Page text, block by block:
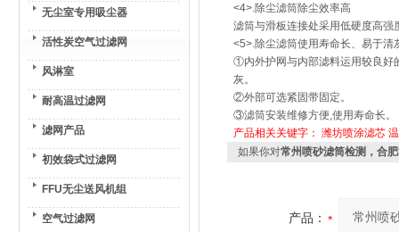
无尘室专用吸尘器
活性炭空气过滤网
风淋室
耐高温过滤网
滤网产品
初效袋式过滤网
FFU无尘送风机组
空气过滤网
<4>.除尘滤筒除尘效率高
滤筒与滑板连接处采用低硬度高
<5>.除尘滤筒使用寿命长、易于清
①内外护网与内部滤料运用较良好
灰。
②外部可选紧固带固定。
③滤筒安装维修方便,使用寿命长。
产品相关关键字： 潍坊喷涂滤芯
如果你对常州喷砂滤筒检测，合
产品：